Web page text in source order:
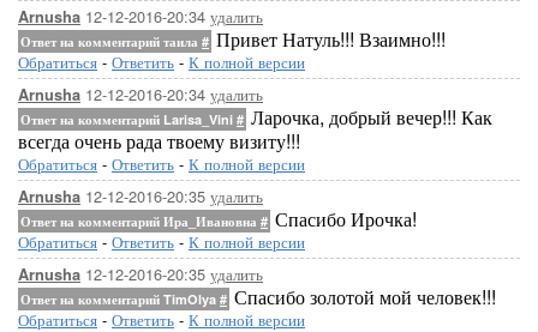
Arnusha 12-12-2016-20:34 удалить
Ответ на комментарий таила # Привет Натуль!!! Взаимно!!!
Обратиться - Ответить - К полной версии
Arnusha 12-12-2016-20:34 удалить
Ответ на комментарий Larisa_Vini # Ларочка, добрый вечер!!! Как
всегда очень рада твоему визиту!!!
Обратиться - Ответить - К полной версии
Arnusha 12-12-2016-20:35 удалить
Ответ на комментарий Ира_Ивановна # Спасибо Ирочка!
Обратиться - Ответить - К полной версии
Arnusha 12-12-2016-20:35 удалить
Ответ на комментарий TimOlya # Спасибо золотой мой человек!!!
Обратиться - Ответить - К полной версии